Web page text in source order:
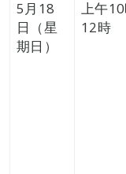
5月18
日（星
期日）
上午
12時